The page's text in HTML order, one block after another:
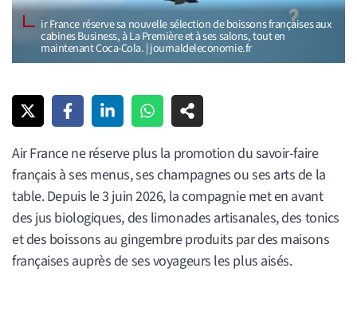
ir France réserve sa nouvelle sélection de boissons françaises aux
cabines Business, à La Première et à ses salons, tout en
maintenant Coca-Cola. | journaldeleconomie.fr
Air France ne réserve plus la promotion du savoir-faire
français à ses menus, ses champagnes ou ses arts de la
table. Depuis le 3 juin 2026, la compagnie met en avant
des jus biologiques, des limonades artisanales, des tonics
et des boissons au gingembre produits par des maisons
françaises auprès de ses voyageurs les plus aisés.